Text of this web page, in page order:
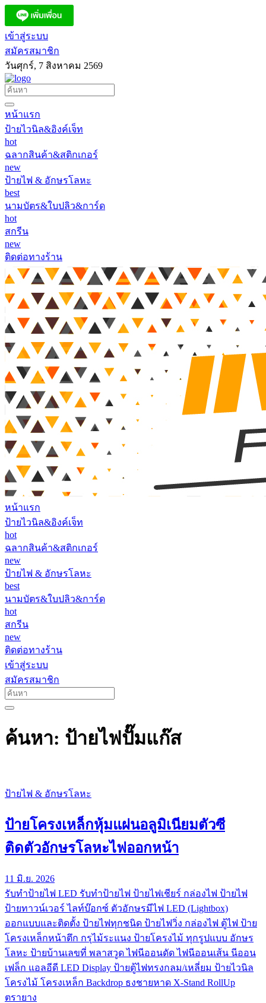
เข้าสู่ระบบ
สมัครสมาชิก
วันศุกร์, 7 สิงหาคม 2569
หน้าแรก
ป้ายไวนิล&อิงค์เจ็ท
hot
ฉลากสินค้า&สติกเกอร์
new
ป้ายไฟ & อักษรโลหะ
best
นามบัตร&ใบปลิว&การ์ด
hot
สกรีน
new
ติดต่อทางร้าน
หน้าแรก
ป้ายไวนิล&อิงค์เจ็ท
hot
ฉลากสินค้า&สติกเกอร์
new
ป้ายไฟ & อักษรโลหะ
best
นามบัตร&ใบปลิว&การ์ด
hot
สกรีน
new
ติดต่อทางร้าน
เข้าสู่ระบบ
สมัครสมาชิก
ค้นหา: ป้ายไฟปั๊มแก๊ส
ป้ายไฟ & อักษรโลหะ
ป้ายโครงเหล็กหุ้มแผ่นอลูมิเนียมตัวซี
ติดตัวอักษรโลหะไฟออกหน้า
11 มิ.ย. 2026
รับทําป้ายไฟ LED รับทำป้ายไฟ ป้ายไฟเชียร์ กล่องไฟ ป้ายไฟ
ป้ายทาวน์เวอร์ ไลท์บ๊อกซ์ ตัวอักษรมีไฟ LED (Lightbox)
ออกแบบและติดตั้ง ป้ายไฟทุกชนิด ป้ายไฟวิ่ง กล่องไฟ ตู้ไฟ ป้าย
โครงเหล็กหน้าตึก กรุไม้ระแนง ป้ายโครงไม้ ทุกรูปแบบ อักษร
โลหะ ป้ายบ้านเลขที่ พลาสวูด ไฟนีออนดัด ไฟนีออนเส้น นีออน
เฟล็ก แอลอีดี LED Display ป้ายตู้ไฟทรงกลม/เหลี่ยม ป้ายไวนิล
โครงไม้ โครงเหล็ก Backdrop ธงชายหาด X-Stand RollUp
ตรายาง